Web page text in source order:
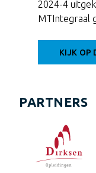
2024-4
MTIntegraal
KIJK OP
PARTNERS